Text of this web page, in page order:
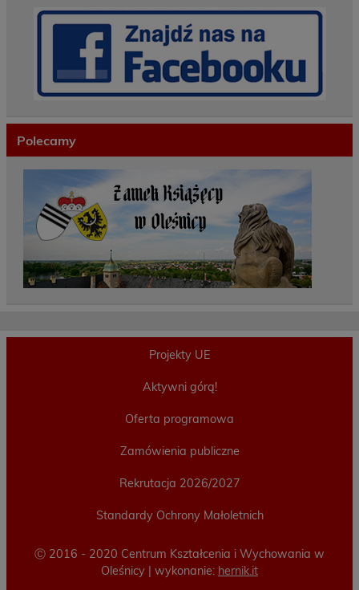
Polecamy
Projekty UE
Aktywni górą!
Oferta programowa
Zamówienia publiczne
Rekrutacja 2026/2027
Standardy Ochrony Małoletnich
Ⓒ 2016 - 2020 Centrum Kształcenia i Wychowania w
Oleśnicy | wykonanie: hernik.it